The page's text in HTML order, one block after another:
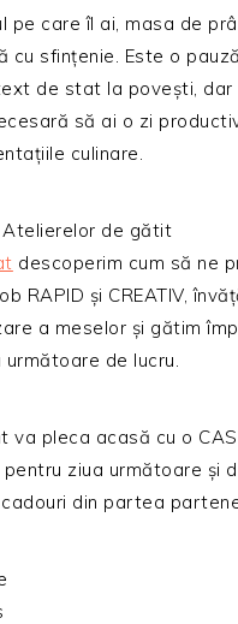
pe care îl ai, masa de
cu sfințenie. Este o pauză
de stat la povești, dar
să ai o zi
culinare.
de gătit
descoperim cum să ne
RAPID și CREATIV,
a meselor și gătim
de lucru.
va pleca acasă cu o
ziua următoare și
din partea